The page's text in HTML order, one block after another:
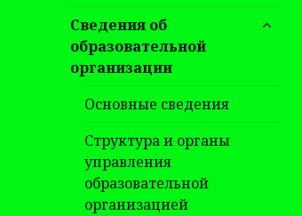
Сведения об
образовательной
организации
Основные сведения
Структура и органы
управления
образовательной
организацией